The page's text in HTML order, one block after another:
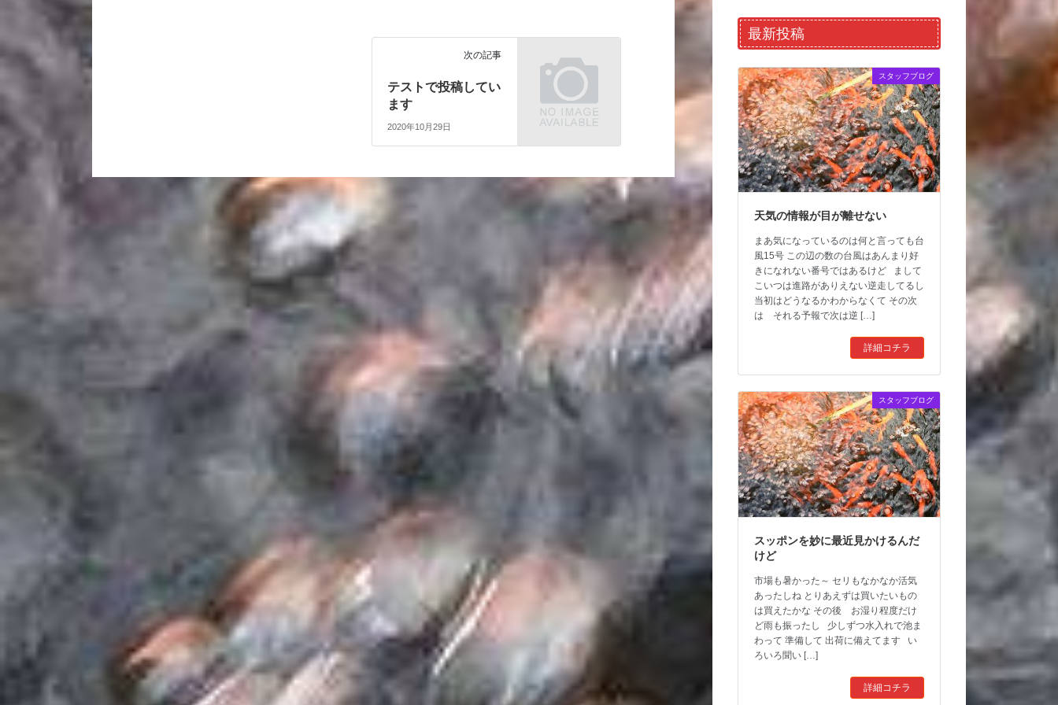
次の記事
テストで投稿してい
ます
2020年10月29日
最新投稿
スタッフブログ
天気の情報が目が離せない
まあ気になっているのは何と言っても台
風15号 この辺の数の台風はあんまり好
きになれない番号ではあるけど まして
こいつは進路がありえない逆走してるし
当初はどうなるかわからなくて その次
は それる予報で次は逆 […]
詳細コチラ
スタッフブログ
スッポンを妙に最近見かけるんだ
けど
市場も暑かった～ セリもなかなか活気
あったしね とりあえずは買いたいもの
は買えたかな その後 お湿り程度だけ
ど雨も振ったし 少しずつ水入れで池ま
わって 準備して 出荷に備えてます い
ろいろ聞い […]
詳細コチラ